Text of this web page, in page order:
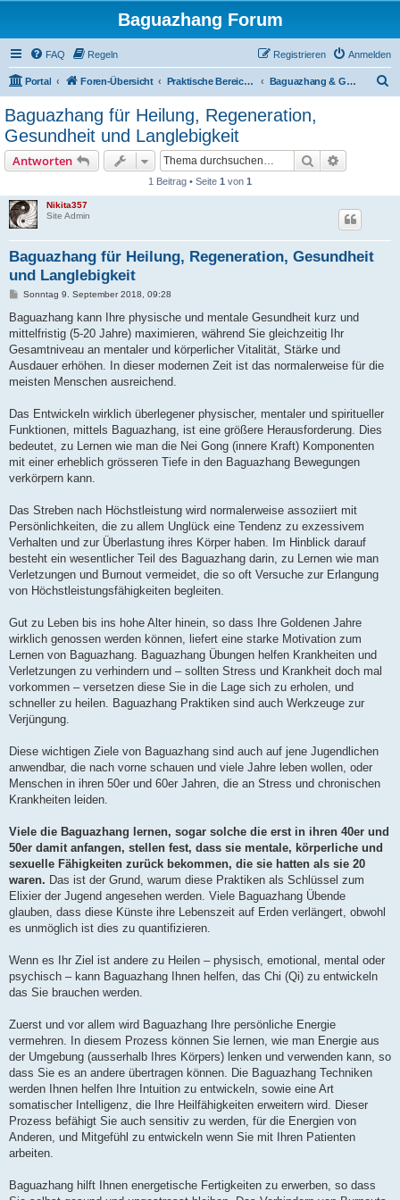
Baguazhang Forum
FAQ Regeln Anmelden
Registrieren
Portal Foren-Übersicht Praktische Bereiche des Baguazhang Baguazhang & Gesundheit
Baguazhang für Heilung, Regeneration,
Gesundheit und Langlebigkeit
Antworten Suche
1 Beitrag • Seite 1 von 1
Nikita357
Site Admin
Baguazhang für Heilung, Regeneration, Gesundheit
und Langlebigkeit
B
i
r
a
Sonntag 9. September 2018, 09:28
Baguazhang kann Ihre physische und mentale Gesundheit kurz und
mittelfristig (5-20 Jahre) maximieren, während Sie gleichzeitig Ihr
Gesamtniveau an mentaler und körperlicher Vitalität, Stärke und
Ausdauer erhöhen. In dieser modernen Zeit ist das normalerweise für die
meisten Menschen ausreichend.
Das Entwickeln wirklich überlegener physischer, mentaler und spiritueller
Funktionen, mittels Baguazhang, ist eine größere Herausforderung. Dies
bedeutet, zu Lernen wie man die Nei Gong (innere Kraft) Komponenten
mit einer erheblich grösseren Tiefe in den Baguazhang Bewegungen
verkörpern kann.
Das Streben nach Höchstleistung wird normalerweise assoziiert mit
Persönlichkeiten, die zu allem Unglück eine Tendenz zu exzessivem
Verhalten und zur Überlastung ihres Körper haben. Im Hinblick darauf
besteht ein wesentlicher Teil des Baguazhang darin, zu Lernen wie man
Verletzungen und Burnout vermeidet, die so oft Versuche zur Erlangung
von Höchstleistungsfähigkeiten begleiten.
Gut zu Leben bis ins hohe Alter hinein, so dass Ihre Goldenen Jahre
wirklich genossen werden können, liefert eine starke Motivation zum
Lernen von Baguazhang. Baguazhang Übungen helfen Krankheiten und
Verletzungen zu verhindern und – sollten Stress und Krankheit doch mal
vorkommen – versetzen diese Sie in die Lage sich zu erholen, und
schneller zu heilen. Baguazhang Praktiken sind auch Werkzeuge zur
Verjüngung.
Diese wichtigen Ziele von Baguazhang sind auch auf jene Jugendlichen
anwendbar, die nach vorne schauen und viele Jahre leben wollen, oder
Menschen in ihren 50er und 60er Jahren, die an Stress und chronischen
Krankheiten leiden.
Viele die Baguazhang lernen, sogar solche die erst in ihren 40er und
50er damit anfangen, stellen fest, dass sie mentale, körperliche und
sexuelle Fähigkeiten zurück bekommen, die sie hatten als sie 20
waren. Das ist der Grund, warum diese Praktiken als Schlüssel zum
Elixier der Jugend angesehen werden. Viele Baguazhang Übende
glauben, dass diese Künste ihre Lebenszeit auf Erden verlängert, obwohl
es unmöglich ist dies zu quantifizieren.
Wenn es Ihr Ziel ist andere zu Heilen – physisch, emotional, mental oder
psychisch – kann Baguazhang Ihnen helfen, das Chi (Qi) zu entwickeln
das Sie brauchen werden.
Zuerst und vor allem wird Baguazhang Ihre persönliche Energie
vermehren. In diesem Prozess können Sie lernen, wie man Energie aus
der Umgebung (ausserhalb Ihres Körpers) lenken und verwenden kann, so
dass Sie es an andere übertragen können. Die Baguazhang Techniken
werden Ihnen helfen Ihre Intuition zu entwickeln, sowie eine Art
somatischer Intelligenz, die Ihre Heilfähigkeiten erweitern wird. Dieser
Prozess befähigt Sie auch sensitiv zu werden, für die Energien von
Anderen, und Mitgefühl zu entwickeln wenn Sie mit Ihren Patienten
arbeiten.
Baguazhang hilft Ihnen energetische Fertigkeiten zu erwerben, so dass